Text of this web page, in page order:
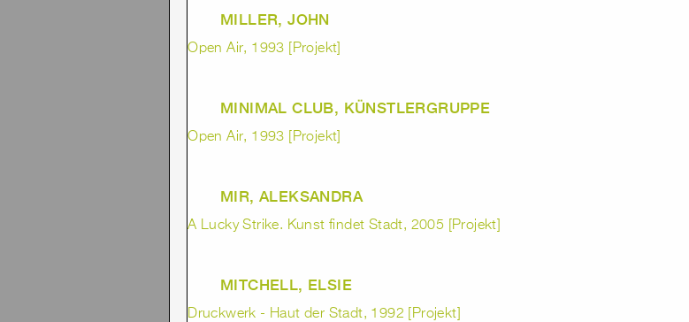
MILLER, JOHN
Open Air, 1993 [Projekt]
MINIMAL CLUB, KÜNSTLERGRUPPE
Open Air, 1993 [Projekt]
MIR, ALEKSANDRA
A Lucky Strike. Kunst findet Stadt, 2005 [Projekt]
MITCHELL, ELSIE
Druckwerk - Haut der Stadt, 1992 [Projekt]